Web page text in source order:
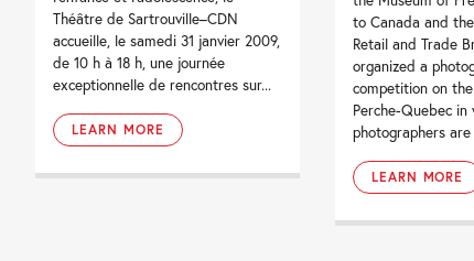
Théâtre de Sartrouville–CDN
accueille, le samedi 31 janvier 2009,
de 10 h à 18 h, une journée
exceptionnelle de rencontres sur...
LEARN MORE
to Canada and
Retail and Trade
organized a
competition on
Perche-Quebec
photographers are
LEARN MORE